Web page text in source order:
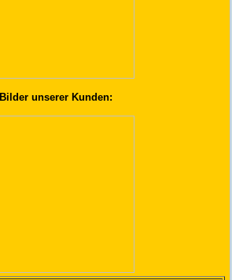
Bilder unserer Kunden: